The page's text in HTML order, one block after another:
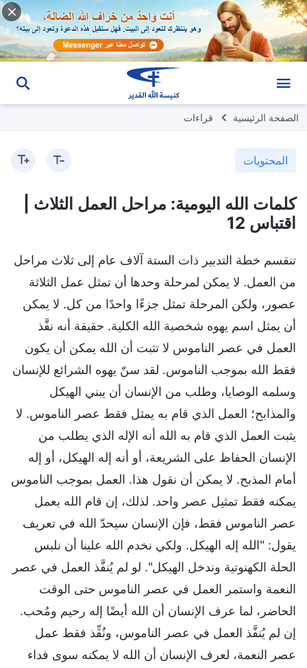
الصفحة الرئيسية قراءات
المحتويات
كلمات الله اليومية: مراحل العمل الثلاث |
اقتباس 12
تنقسم خطة التدبير ذات الستة آلاف عام إلى ثلاث مراحل
من العمل. لا يمكن لمرحلة وحدها أن تمثل عمل الثلاثة
عصور، ولكن المرحلة تمثل جزءًا واحدًا من كل. لا يمكن
أن يمثل اسم يهوه شخصية الله الكلية. حقيقة أنه نفَّذ
العمل في عصر الناموس لا تثبت أن الله يمكن أن يكون
فقط الله بموجب الناموس. لقد سنّ يهوه الشرائع للإنسان
وسلمه الوصايا، وطلب من الإنسان أن يبني الهيكل
والمذابح؛ العمل الذي قام به يمثل فقط عصر الناموس. لا
يثبت العمل الذي قام به الله أنه الإله الذي يطلب من
الإنسان الحفاظ على الشريعة، أو أنه إله الهيكل، أو إله
أمام المذبح. لا يمكن أن نقول هذا. العمل بموجب الناموس
يمكنه فقط تمثيل عصر واحد. لذلك، إن قام الله بعمل
عصر الناموس فقط، فإن الإنسان سيحدّ الله في تعريف
يقول: "الله إله الهيكل. ولكي نخدم الله علينا أن نلبس
الحلة الكهنوتية وندخل الهيكل". لو لم يُنفَّذ العمل في عصر
النعمة واستمر العمل في عصر الناموس حتى الوقت
الحاضر، لما عرف الإنسان أن الله أيضًا إله رحيم ومُحب.
إن لم يُنفَّذ العمل في عصر الناموس، ونُفِّذ فقط عمل
عصر النعمة، لعرف الإنسان أن الله لا يمكنه سوى فداء